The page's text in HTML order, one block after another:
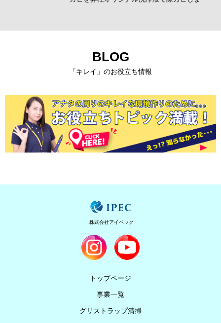
BLOG
「キレイ」のお役立ち情報
株式会社アイペック
トップページ
事業一覧
グリストラップ清掃